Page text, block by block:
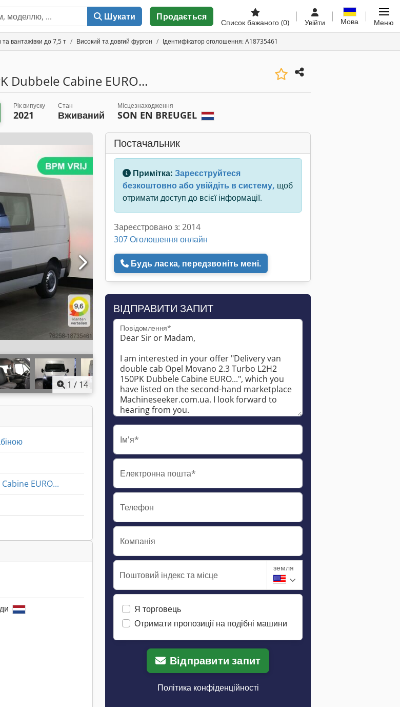
Шукати Продається
Список бажаного (0) Увійти Мова Меню
вантажівки до 7,5 т Високий та довгий фургон Ідентифікатор оголошення: A18735461
Dubbele Cabine EURO...
Рік випуску
2021
Стан
Вживаний
Місцезнаходження
SON EN BREUGEL
1 / 14
EURO...
Постачальник
Примітка: Зареєструйтеся
безкоштовно або увійдіть в систему, щоб
отримати доступ до всієї інформації.
Зареєстровано з: 2014
307 Оголошення онлайн
Будь ласка, передзвоніть мені.
ВІДПРАВИТИ ЗАПИТ
Повідомлення*
Ім'я*
Електронна пошта*
Телефон
Компанія
Поштовий індекс та місце
земля
Я торговець
Отримати пропозиції на подібні машини
Відправити запит
Політика конфіденційності